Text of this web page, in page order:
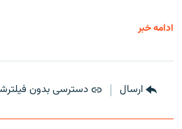
ادامه خبر
ارسال دسترسی بدون